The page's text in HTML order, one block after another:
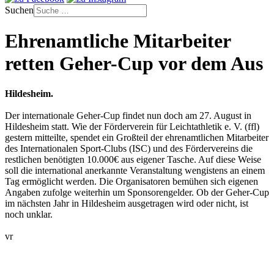
Suchen
Ehrenamtliche Mitarbeiter
retten Geher-Cup vor dem Aus
Hildesheim.
Der internationale Geher-Cup findet nun doch am 27. August in
Hildesheim statt. Wie der Förderverein für Leichtathletik e. V. (ffl)
gestern mitteilte, spendet ein Großteil der ehrenamtlichen Mitarbeiter
des Internationalen Sport-Clubs (ISC) und des Fördervereins die
restlichen benötigten 10.000€ aus eigener Tasche. Auf diese Weise
soll die international anerkannte Veranstaltung wengistens an einem
Tag ermöglicht werden. Die Organisatoren bemühen sich eigenen
Angaben zufolge weiterhin um Sponsorengelder. Ob der Geher-Cup
im nächsten Jahr in Hildesheim ausgetragen wird oder nicht, ist
noch unklar.
vr